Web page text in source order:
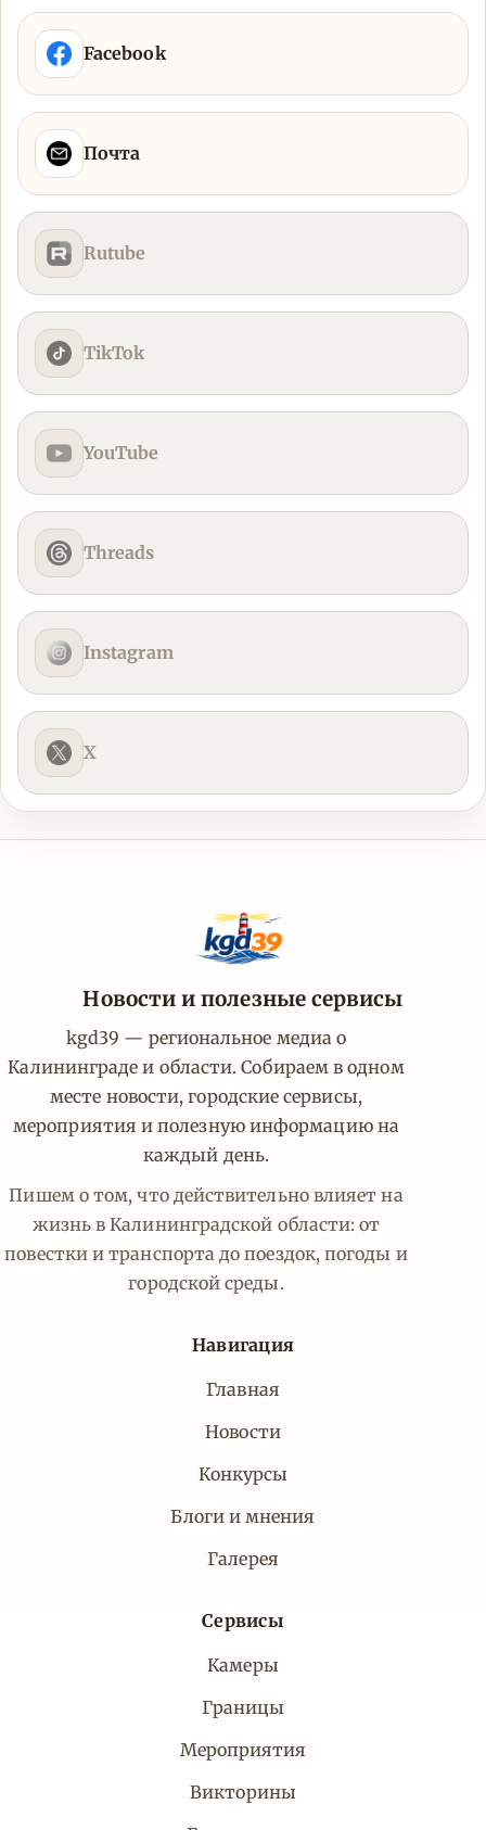
Facebook
Почта
Rutube
TikTok
YouTube
Threads
Instagram
X
Новости и полезные сервисы
kgd39 — региональное медиа о
Калининграде и области. Собираем в одном
месте новости, городские сервисы,
мероприятия и полезную информацию на
каждый день.
Пишем о том, что действительно влияет на
жизнь в Калининградской области: от
повестки и транспорта до поездок, погоды и
городской среды.
Навигация
Главная
Новости
Конкурсы
Блоги и мнения
Галерея
Сервисы
Камеры
Границы
Мероприятия
Викторины